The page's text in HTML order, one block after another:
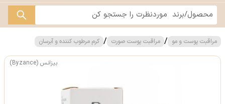
مراقبت پوست و مو / مراقبت پوست صورت / کرم مرطوب کننده و آبرسان
بیزانس (Byzance)